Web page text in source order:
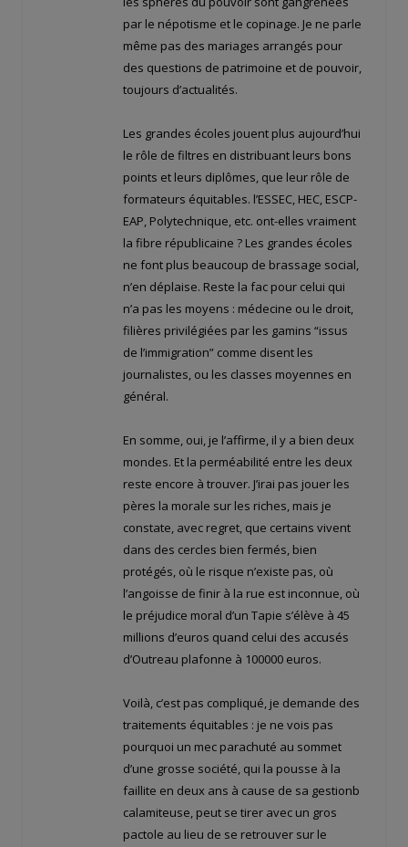
par le népotisme et le copinage. Je ne parle
même pas des mariages arrangés pour
des questions de patrimoine et de pouvoir,
toujours d’actualités.
Les grandes écoles jouent plus aujourd’hui
le rôle de filtres en distribuant leurs bons
points et leurs diplômes, que leur rôle de
formateurs équitables. l’ESSEC, HEC, ESCP-
EAP, Polytechnique, etc. ont-elles vraiment
la fibre républicaine ? Les grandes écoles
ne font plus beaucoup de brassage social,
n’en déplaise. Reste la fac pour celui qui
n’a pas les moyens : médecine ou le droit,
filières privilégiées par les gamins “issus
de l’immigration” comme disent les
journalistes, ou les classes moyennes en
général.
En somme, oui, je l’affirme, il y a bien deux
mondes. Et la perméabilité entre les deux
reste encore à trouver. J’irai pas jouer les
pères la morale sur les riches, mais je
constate, avec regret, que certains vivent
dans des cercles bien fermés, bien
protégés, où le risque n’existe pas, où
l’angoisse de finir à la rue est inconnue, où
le préjudice moral d’un Tapie s’élève à 45
millions d’euros quand celui des accusés
d’Outreau plafonne à 100000 euros.
Voilà, c’est pas compliqué, je demande des
traitements équitables : je ne vois pas
pourquoi un mec parachuté au sommet
d’une grosse société, qui la pousse à la
faillite en deux ans à cause de sa gestionb
calamiteuse, peut se tirer avec un gros
pactole au lieu de se retrouver sur le